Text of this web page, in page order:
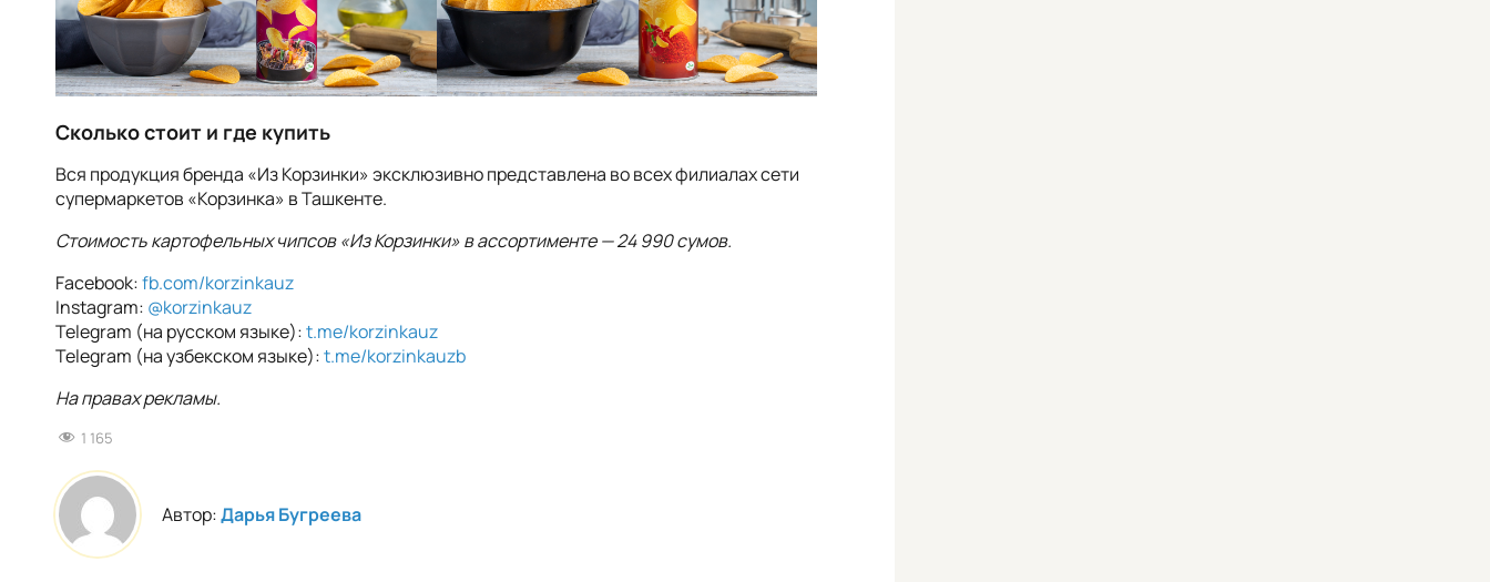
Сколько стоит и где купить
Вся продукция бренда «Из Корзинки» эксклюзивно представлена во всех филиалах сети
супермаркетов «Корзинка» в Ташкенте.
Стоимость картофельных чипсов «Из Корзинки» в ассортименте — 24 990 сумов.
Facebook:fb.com/korzinkauz
Instagram: @korzinkauz
Telegram (на русском языке):t.me/korzinkauz
Telegram (на узбекском языке):t.me/korzinkauzb
На правах рекламы.
1 165
Автор:Дарья Бугреева